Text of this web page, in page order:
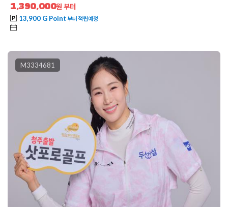
1,390,000원 부터
13,900 G Point 부터 적립예정
M3334681